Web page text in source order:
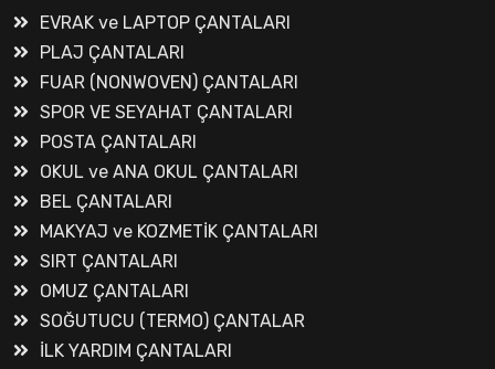
EVRAK ve LAPTOP ÇANTALARI
PLAJ ÇANTALARI
FUAR (NONWOVEN) ÇANTALARI
SPOR VE SEYAHAT ÇANTALARI
POSTA ÇANTALARI
OKUL ve ANA OKUL ÇANTALARI
BEL ÇANTALARI
MAKYAJ ve KOZMETİK ÇANTALARI
SIRT ÇANTALARI
OMUZ ÇANTALARI
SOĞUTUCU (TERMO) ÇANTALAR
İLK YARDIM ÇANTALARI